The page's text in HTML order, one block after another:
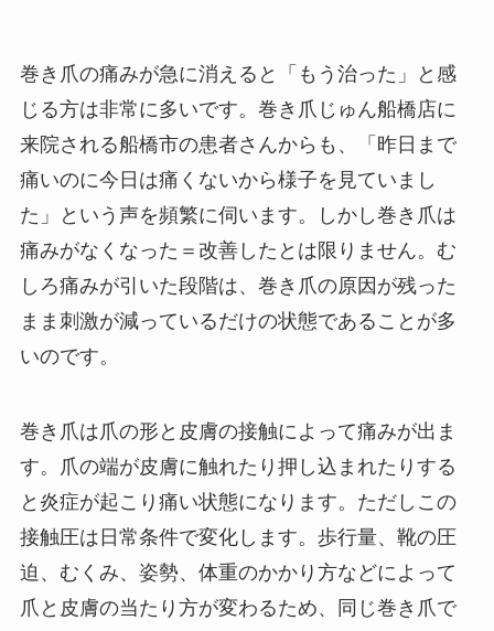
巻き爪の痛みが急に消えると「もう治った」と感
じる方は非常に多いです。巻き爪じゅん船橋店に
来院される船橋市の患者さんからも、「昨日まで
痛いのに今日は痛くないから様子を見ていまし
た」という声を頻繁に伺います。しかし巻き爪は
痛みがなくなった＝改善したとは限りません。む
しろ痛みが引いた段階は、巻き爪の原因が残った
まま刺激が減っているだけの状態であることが多
いのです。
巻き爪は爪の形と皮膚の接触によって痛みが出ま
す。爪の端が皮膚に触れたり押し込まれたりする
と炎症が起こり痛い状態になります。ただしこの
接触圧は日常条件で変化します。歩行量、靴の圧
迫、むくみ、姿勢、体重のかかり方などによって
爪と皮膚の当たり方が変わるため、同じ巻き爪で